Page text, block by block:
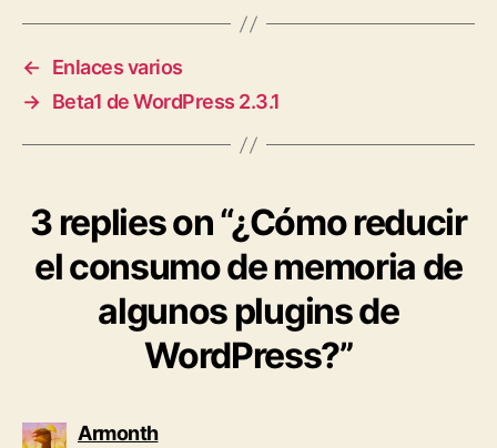
←
Enlaces varios
→ Beta1 de WordPress 2.3.1
3 replies on “¿Cómo reducir
el consumo de memoria de
algunos plugins de
WordPress?”
Armonthsays: